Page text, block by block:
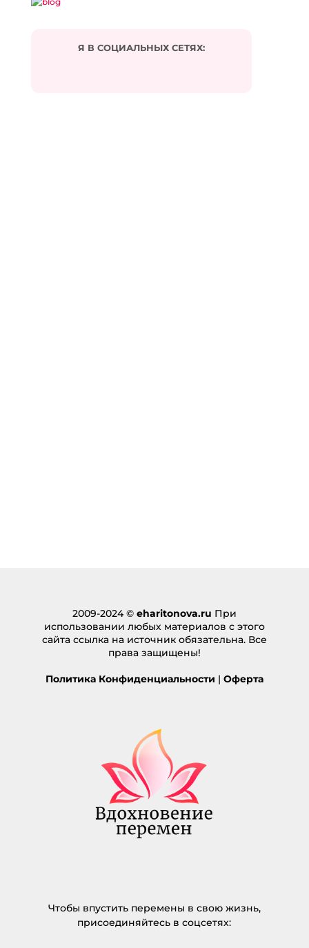
Подписаться на комментарии по e-mail
Я В СОЦИАЛЬНЫХ СЕТЯХ:
2009-2024 © eharitonova.ru При
использовании любых материалов с этого
сайта ссылка на источник обязательна. Все
права защищены!
Политика Конфиденциальности | Оферта
Чтобы впустить перемены в свою жизнь,
присоединяйтесь в соцсетях: